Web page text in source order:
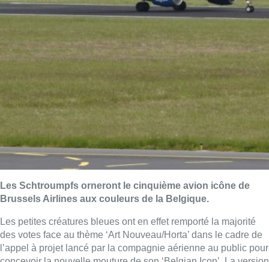
Les Schtroumpfs orneront le cinquième avion icône de
Brussels Airlines aux couleurs de la Belgique.
Les petites créatures bleues ont en effet remporté la majorité
des votes face au thème ‘Art Nouveau/Horta’ dans le cadre de
l’appel à projet lancé par la compagnie aérienne au public pour